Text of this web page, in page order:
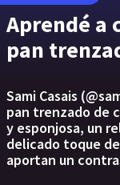
Aprendé a
pan
Sami Casais
pan trenzado de
y esponjosa, un
delicado toque
aportan un